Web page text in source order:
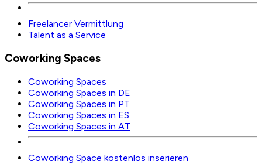
Freelancer Vermittlung
Talent as a Service
Coworking Spaces
Coworking Spaces
Coworking Spaces in DE
Coworking Spaces in PT
Coworking Spaces in ES
Coworking Spaces in AT
Coworking Space kostenlos inserieren